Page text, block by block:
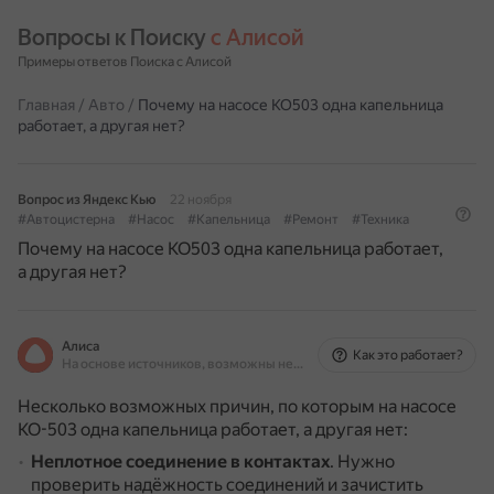
Вопросы к Поиску с Алисой
Примеры ответов Поиска с Алисой
Главная / Авто / Почему на насосе КО503 одна капельница
работает, а другая нет?
Вопрос из Яндекс Кью
22 ноября
#Автоцистерна
#Насос #Капельница #Ремонт #Техника
Почему на насосе КО503 одна капельница работает,
а другая нет?
Алиса
На основе источников, возможны неточности
Как это работает?
Несколько возможных причин, по которым на насосе
КО-503 одна капельница работает, а другая нет:
Неплотное соединение в контактах. Нужно
проверить надёжность соединений и зачистить